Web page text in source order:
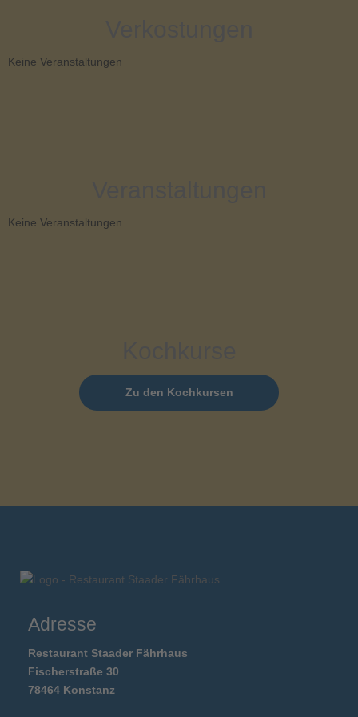
Keine Veranstaltungen
Keine Veranstaltungen
Zu den Kochkursen
Adresse
Restaurant Staader Fährhaus
Fischerstraße 30
78464 Konstanz